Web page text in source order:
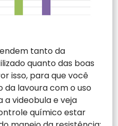
tanto da
quanto das boas
isso, para que você
lavoura com o uso
a videobula e veja
químico estar